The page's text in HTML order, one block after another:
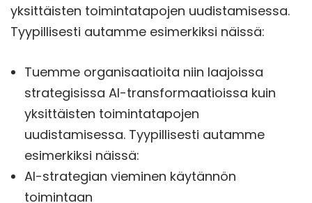
yksittäisten toimintatapojen uudistamisessa.
Tyypillisesti autamme esimerkiksi näissä:
Tuemme organisaatioita niin laajoissa
strategisissa AI-transformaatioissa kuin
yksittäisten toimintatapojen
uudistamisessa. Tyypillisesti autamme
esimerkiksi näissä:
AI-strategian vieminen käytännön
toimintaan